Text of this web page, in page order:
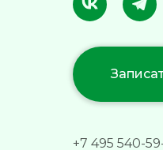
+7 495 540-